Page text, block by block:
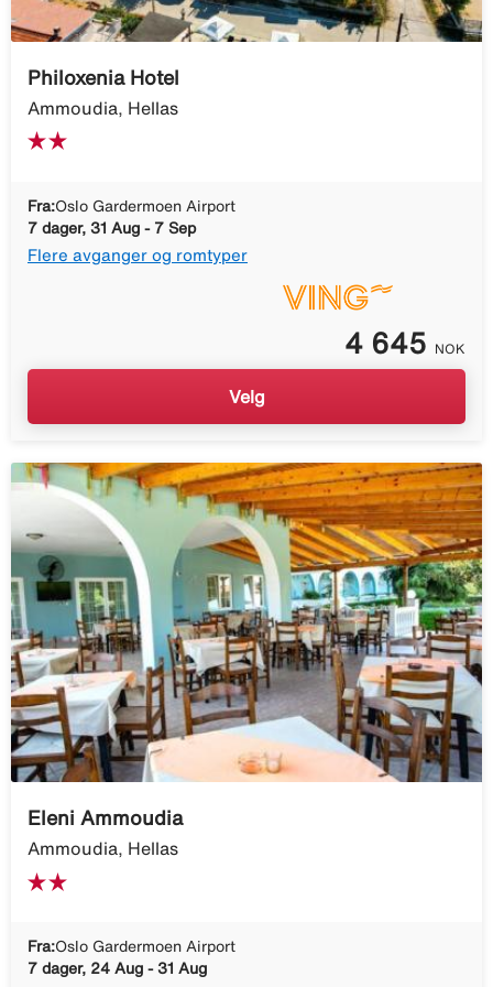
Philoxenia Hotel
Ammoudia, Hellas
Fra:Oslo Gardermoen Airport
7 dager, 31 Aug - 7 Sep
Flere avganger og romtyper
4 645 NOK
Velg
Eleni Ammoudia
Ammoudia, Hellas
Fra:Oslo Gardermoen Airport
7 dager, 24 Aug - 31 Aug